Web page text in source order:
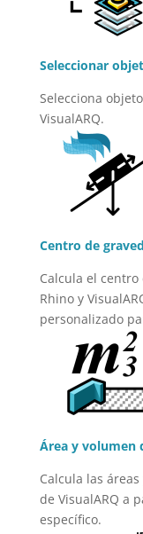
Seleccionar
Selecciona
VisualARQ.
Centro de
Calcula el
Rhino y
personalizado
Área y volumen
Calcula las
de VisualARQ a
específico.